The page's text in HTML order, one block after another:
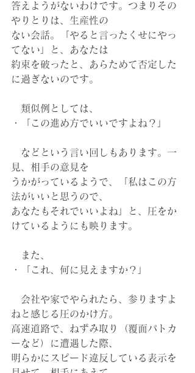
答えようがないわけです。つまりその
やりとりは、生産性の
ない会話。「やると言ったくせにやっ
てない」と、あなたは
約束を破ったと、あらためて否定した
に過ぎないのです。
類似例としては、
・「この進め方でいいですよね？」
などという言い回しもあります。一
見、相手の意見を
うかがっているようで、「私はこの方
法がいいと思うので、
あなたもそれでいいよね」と、圧をか
けているようにも映ります。
また、
・「これ、何に見えますか？」
会社や家でやられたら、参りますよ
ねと感じる圧のかけ方。
高速道路で、ねずみ取り（覆面パトカ
ーなど）に遭遇した際、
明らかにスピード違反している表示を